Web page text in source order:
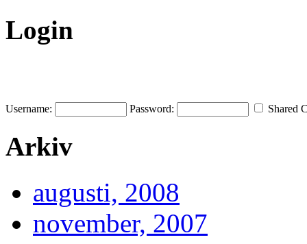
Login
Username: Password: Shared
Arkiv
augusti, 2008
november, 2007